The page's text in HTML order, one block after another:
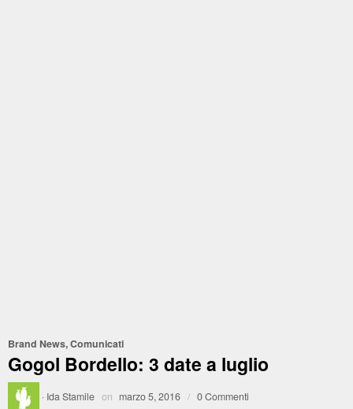
Brand News,Comunicati
Gogol Bordello: 3 date a luglio
· Ida Stamile on marzo 5, 2016 / 0 Commenti